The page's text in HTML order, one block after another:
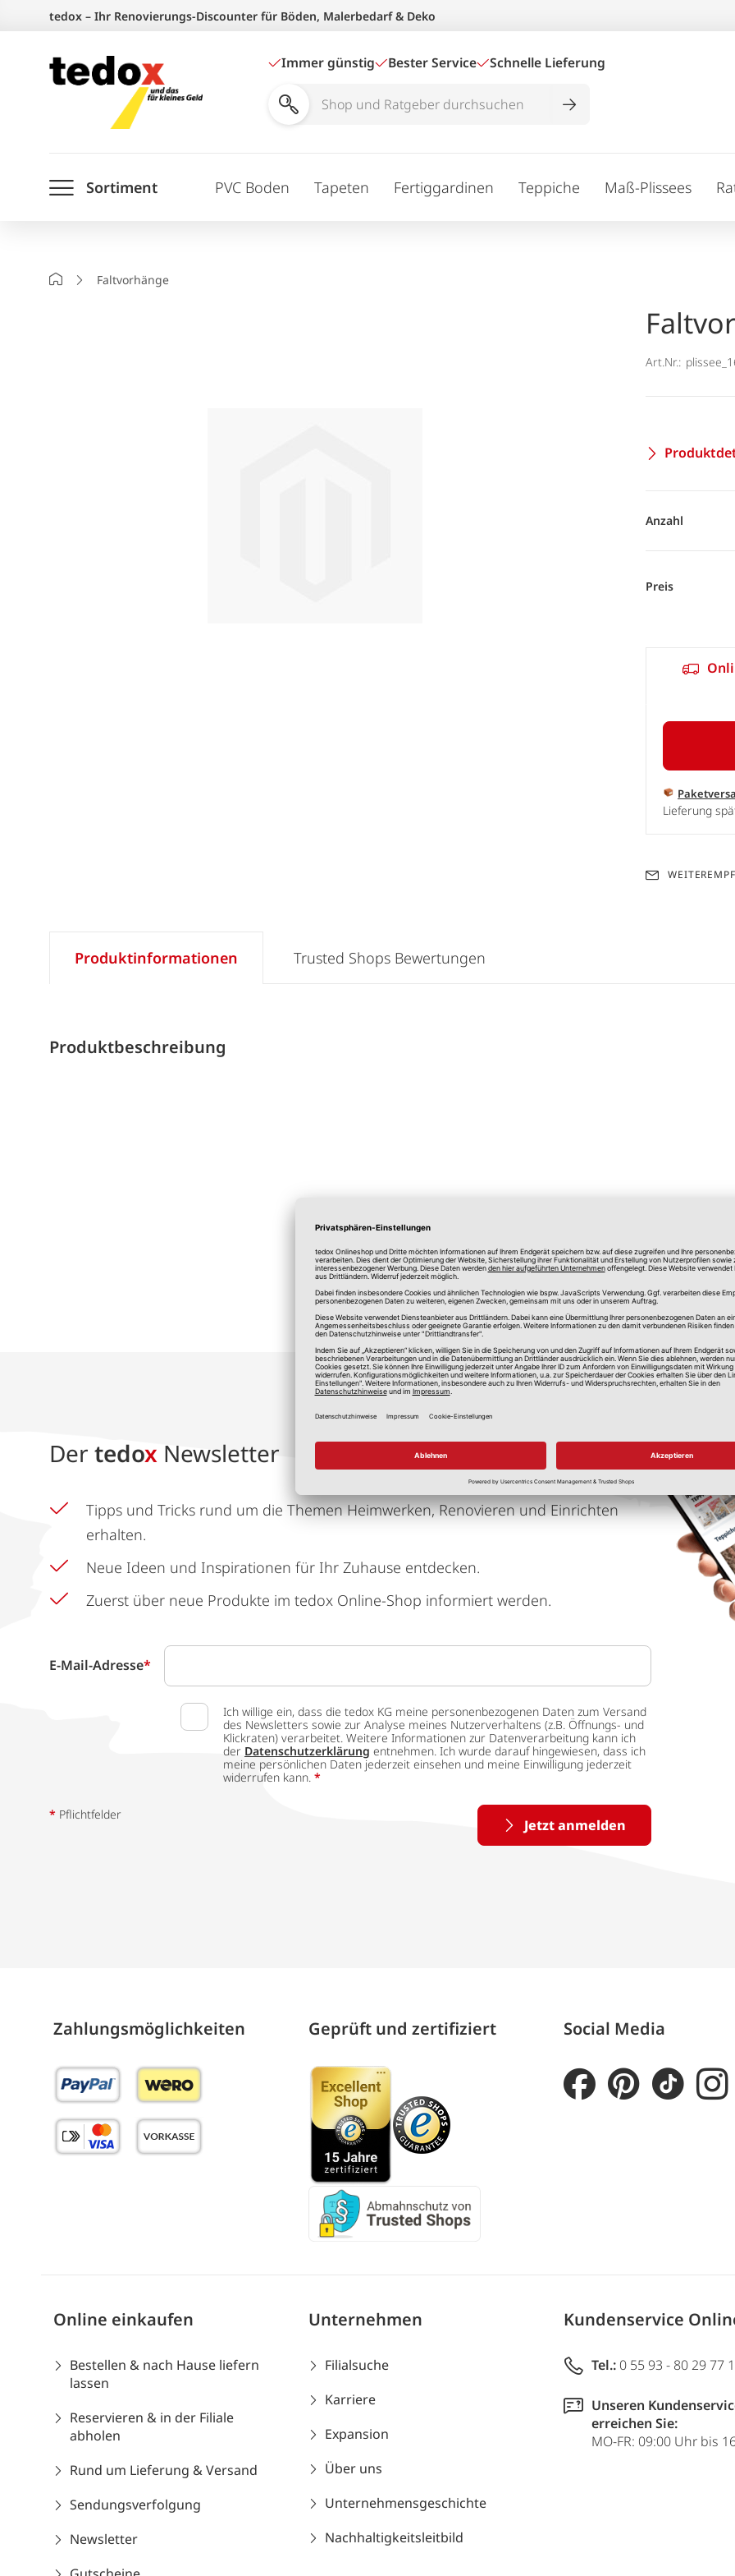
springen
tedox – Ihr Renovierungs-Discounter für Böden, Malerbedarf & Deko
Immer günstig Bester Service Schnelle Lieferung
Shop
durchsuchen
Sortiment PVC Boden Tapeten Fertiggardinen Teppiche Maß-Plissees
StartseiteFaltvorhänge
Art.Nr.:
Anzahl
Preis
Lieferung
Produktinformationen
Produktbeschreibung
Trusted Shops Bewertungen
*Alle Preise in Euro, inkl. gesetzlicher Mehrwertsteuer, zzgl.
Der tedox Newsletter
Tipps und Tricks rund um die Themen Heimwerken, Renovieren und Einrichten
erhalten.
Neue Ideen und Inspirationen für Ihr Zuhause entdecken.
Zuerst über neue Produkte im tedox Online-Shop informiert werden.
E-Mail-Adresse*
Ich willige ein, dass die tedox KG meine personenbezogenen Daten zum Versand
des Newsletters sowie zur Analyse meines Nutzerverhaltens (z.B. Öffnungs- und
Klickraten) verarbeitet. Weitere Informationen zur Datenverarbeitung kann ich
der Datenschutzerklärung entnehmen. Ich wurde darauf hingewiesen, dass ich
meine persönlichen Daten jederzeit einsehen und meine Einwilligung jederzeit
widerrufen kann. *
Jetzt anmelden
* Pflichtfelder
Zahlungs­möglich­keiten Geprüft und zertifiziert Social Media
Online einkaufen
Bestellen & nach Hause liefern
lassen
Reservieren & in der Filiale
abholen
Rund um Lieferung & Versand
Sendungsverfolgung
Newsletter
Unternehmen
Filialsuche
Karriere
Expansion
Über uns
Unternehmensgeschichte
Nachhaltigkeitsleitbild
Kundenservice
Tel.: 0 55 93 - 80 29 77
Unseren
erreichen Sie:
MO-FR: 09:00 Uhr bis